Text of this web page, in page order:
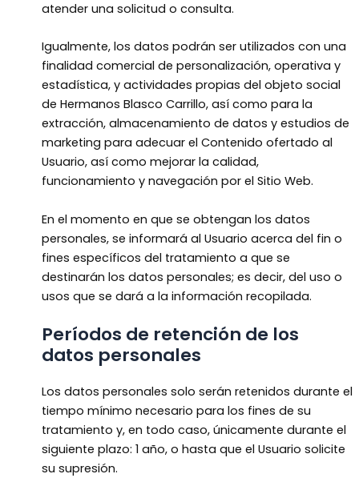
atender una solicitud o consulta.
Igualmente, los datos podrán ser utilizados con una
finalidad comercial de personalización, operativa y
estadística, y actividades propias del objeto social
de Hermanos Blasco Carrillo, así como para la
extracción, almacenamiento de datos y estudios de
marketing para adecuar el Contenido ofertado al
Usuario, así como mejorar la calidad,
funcionamiento y navegación por el Sitio Web.
En el momento en que se obtengan los datos
personales, se informará al Usuario acerca del fin o
fines específicos del tratamiento a que se
destinarán los datos personales; es decir, del uso o
usos que se dará a la información recopilada.
Períodos de retención de los
datos personales
Los datos personales solo serán retenidos durante el
tiempo mínimo necesario para los fines de su
tratamiento y, en todo caso, únicamente durante el
siguiente plazo: 1 año, o hasta que el Usuario solicite
su supresión.